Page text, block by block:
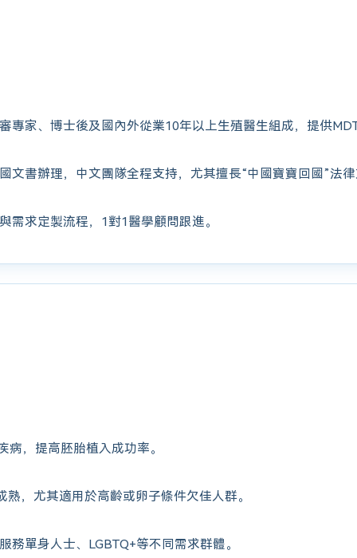
專家、博士後及國內外從業10年以上生殖醫生組成，提供
文書辦理，中文團隊全程支持，尤其擅長“中國寶寶回國”法
需求定製流程，1對1醫學顧問跟進。
病，提高胚胎植入成功率。
熟，尤其適用於高齡或卵子條件欠佳人群。
務單身人士、LGBTQ+等不同需求群體。